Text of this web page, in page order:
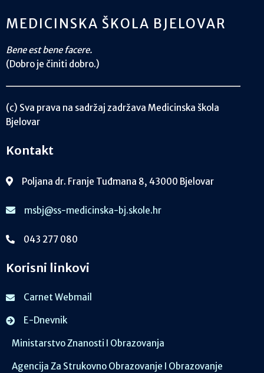
MEDICINSKA ŠKOLA BJELOVAR
Bene est bene facere.
(Dobro je činiti dobro.)
(c) Sva prava na sadržaj zadržava Medicinska škola
Bjelovar
Kontakt
Poljana dr. Franje Tuđmana 8, 43000 Bjelovar
msbj@ss-medicinska-bj.skole.hr
043 277 080
Korisni linkovi
Carnet Webmail
E-Dnevnik
Ministarstvo Znanosti I Obrazovanja
Agencija Za Strukovno Obrazovanje I Obrazovanje